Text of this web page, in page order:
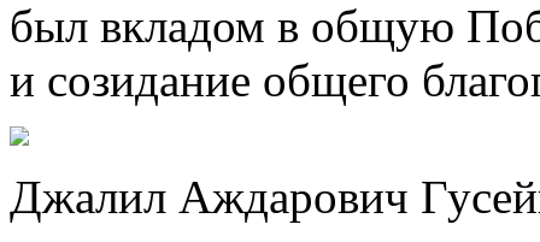
был вкладом в общую
и созидание общего
Джалил Аждарович